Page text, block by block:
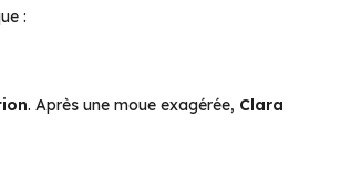
:
. Après une moue exagérée, Clara